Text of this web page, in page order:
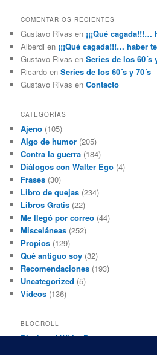
COMENTARIOS RECIENTES
Gustavo Rivas en ¡¡¡Qué
Alberdi en ¡¡¡Qué cagada!!!… haber
Gustavo Rivas enSeries de los 60´s
Ricardo enSeries de los 60´s y 70´s
Gustavo Rivas enContacto
CATEGORÍAS
Ajeno (105)
Algo de humor (205)
Contra la guerra (184)
Diálogos con Walter Ego (4)
Frases (30)
Libro de quejas (234)
Libros Gratis (22)
Me llegó por correo (44)
Misceláneas (252)
Propios (129)
Qué antiguo soy (32)
Recomendaciones (193)
Uncategorized (5)
Videos (136)
BLOGROLL
Black and White Power